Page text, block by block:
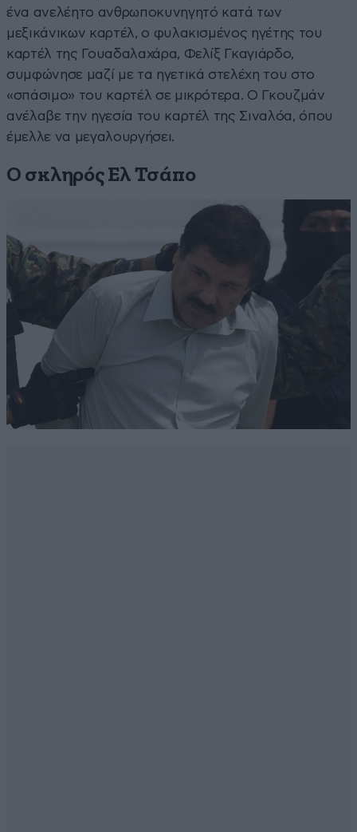
ένα ανελέητο ανθρωποκυνηγητό κατά των
μεξικάνικων καρτέλ, ο φυλακισμένος ηγέτης του
καρτέλ της Γουαδαλαχάρα, Φελίξ Γκαγιάρδο,
συμφώνησε μαζί με τα ηγετικά στελέχη του στο
«σπάσιμο» του καρτέλ σε μικρότερα. Ο Γκουζμάν
ανέλαβε την ηγεσία του καρτέλ της Σιναλόα, όπου
έμελλε να μεγαλουργήσει.
Ο σκληρός Ελ Τσάπο